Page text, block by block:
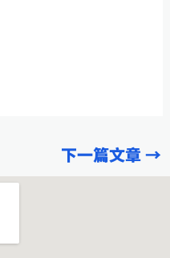
下一篇文章→